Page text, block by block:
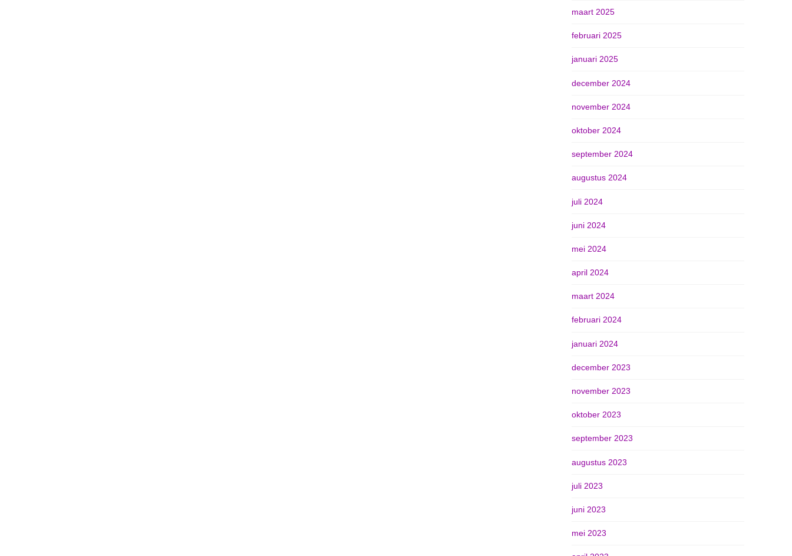
maart 2025
februari 2025
januari 2025
december 2024
november 2024
oktober 2024
september 2024
augustus 2024
juli 2024
juni 2024
mei 2024
april 2024
maart 2024
februari 2024
januari 2024
december 2023
november 2023
oktober 2023
september 2023
augustus 2023
juli 2023
juni 2023
mei 2023